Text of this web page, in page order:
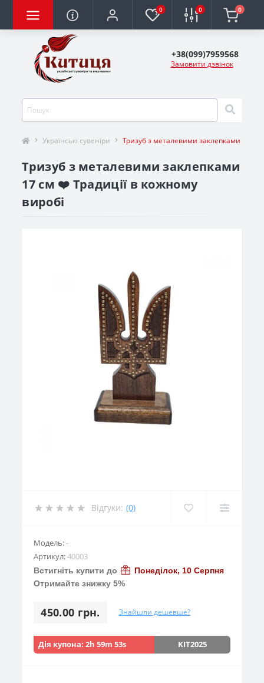
0 0 0
+38(099)7959568
Замовити дзвінок
Українські сувеніри Тризуб з металевими заклепками 17 см
Тризуб з металевими заклепками
17 см ❤️ Традиції в кожному
виробі
Відгуки: (0)
Модель:-
Артикул:40003
Встигніть купити до
Понеділок, 10 Серпня
Отримайте знижку 5%
450.00 грн. Знайшли дешевше?
Дія купона:2h 59m 53s KIT2025